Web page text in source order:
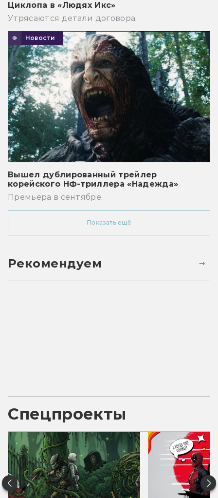
Циклопа в «Людях Икс»
Утрясаются детали договора.
Новости
Вышел дублированный трейлер
корейского НФ-триллера «Надежда»
Премьера в сентябре.
Показать ещё
Рекомендуем
Спецпроекты